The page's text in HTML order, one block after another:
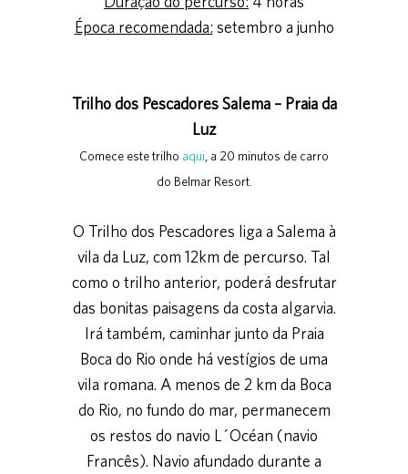
Época recomendada: setembro a junho
Trilho dos Pescadores Salema – Praia da
Luz
Comece este trilho aqui , a 20 minutos de carro
do Belmar Resort.
O Trilho dos Pescadores liga a Salema à
vila da Luz, com 12km de percurso. Tal
como o trilho anterior, poderá desfrutar
das bonitas paisagens da costa algarvia.
Irá também, caminhar junto da Praia
Boca do Rio onde há vestígios de uma
vila romana. A menos de 2 km da Boca
do Rio, no fundo do mar, permanecem
os restos do navio L´Océan (navio
Francês). Navio afundado durante a